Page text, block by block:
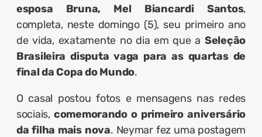
esposa Bruna, Mel Biancardi Santos,
completa, neste domingo (5), seu primeiro ano
de vida, exatamente no dia em que a Seleção
Brasileira disputa vaga para as quartas de
final da Copa do Mundo.
O casal postou fotos e mensagens nas redes
sociais, comemorando o primeiro aniversário
da filha mais nova. Neymar fez uma postagem